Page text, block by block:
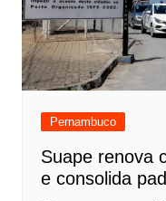
Pernambuco
Suape renova
e consolida